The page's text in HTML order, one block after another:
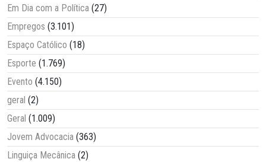
Em Dia com a Política (27)
Empregos (3.101)
Espaço Católico (18)
Esporte (1.769)
Evento (4.150)
geral (2)
Geral (1.009)
Jovem Advocacia (363)
Linguiça Mecânica (2)